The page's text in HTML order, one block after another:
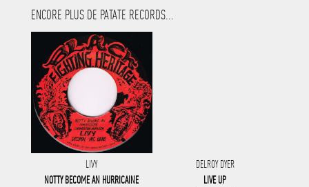
ENCORE PLUS DE PATATE RECORDS...
LIVY
NOTTY BECOME AN HURRICAINE
DELROY DYER
LIVE UP